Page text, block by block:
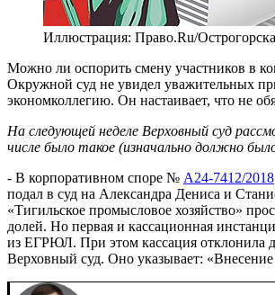
Иллюстрация: Право.Ru/
Можно ли оспорить смену участников в
Окружной суд не увидел уважительных
экономколлегию. Он настаивает, что не
На следующей неделе Верховный суд
числе было такое (изначально должно
- В корпоративном споре № А24-7412/2018
подал в суд на Александра Дениса и
«Тигильское промысловое хозяйство»
долей. Но первая и кассационная
из ЕГРЮЛ. При этом кассация отклонила
Верховный суд. Оно указывает: